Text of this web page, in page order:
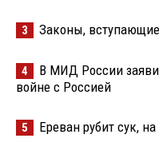
3 Законы, вступающие
4
В МИД России
войне с Россией
5 Ереван рубит сук,